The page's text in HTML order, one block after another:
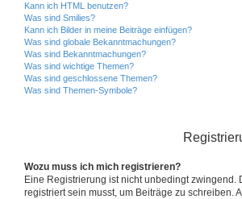
Kann ich HTML benutzen?
Was sind Smilies?
Kann ich Bilder in meine Beiträge einfügen?
Was sind globale Bekanntmachungen?
Was sind Bekanntmachungen?
Was sind wichtige Themen?
Was sind geschlossene Themen?
Was sind Themen-Symbole?
Wozu muss ich mich registrieren?
Eine Registrierung ist nicht unbedingt
registriert sein musst, um Beiträge zu schreiben.